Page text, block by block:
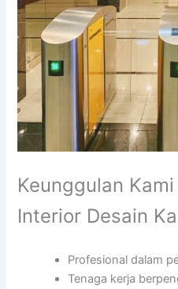
Keunggulan
Interior Desain
Profesional dalam
Tenaga kerja